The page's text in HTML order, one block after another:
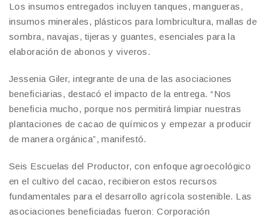
Los insumos entregados incluyen tanques, mangueras,
insumos minerales, plásticos para lombricultura, mallas de
sombra, navajas, tijeras y guantes, esenciales para la
elaboración de abonos y viveros.
Jessenia Giler, integrante de una de las asociaciones
beneficiarias, destacó el impacto de la entrega. “Nos
beneficia mucho, porque nos permitirá limpiar nuestras
plantaciones de cacao de químicos y empezar a producir
de manera orgánica”, manifestó.
Seis Escuelas del Productor, con enfoque agroecológico
en el cultivo del cacao, recibieron estos recursos
fundamentales para el desarrollo agrícola sostenible. Las
asociaciones beneficiadas fueron: Corporación